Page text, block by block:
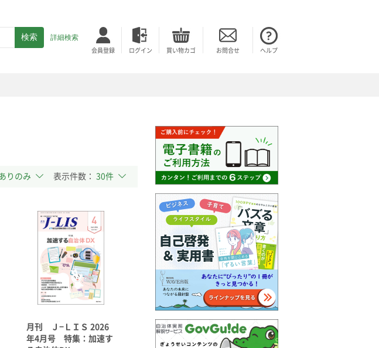
詳細検索
会員登録 ログイン 買い物カゴ お問合せ ヘルプ
表示件数：
月刊 Ｊ−ＬＩＳ 2026
年4月号 特集：加速す